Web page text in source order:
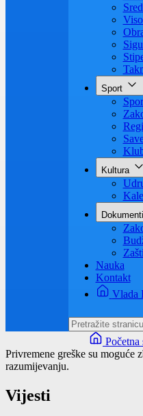
Sport
Dokumenti
Nauka
Kontakt
Vlada
Privremene greške su moguće
razumijevanju.